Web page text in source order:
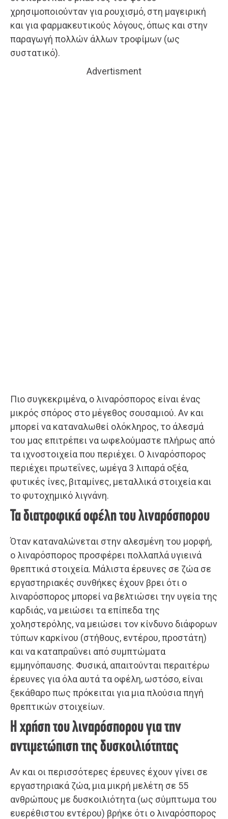
χρησιμοποιούνταν για ρουχισμό, στη μαγειρική
και για φαρμακευτικούς λόγους, όπως και στην
παραγωγή πολλών άλλων τροφίμων (ως
συστατικό).
Advertisment
Πιο συγκεκριμένα, ο λιναρόσπορος είναι ένας
μικρός σπόρος στο μέγεθος σουσαμιού. Αν και
μπορεί να καταναλωθεί ολόκληρος, το άλεσμά
του μας επιτρέπει να ωφελούμαστε πλήρως από
τα ιχνοστοιχεία που περιέχει. Ο λιναρόσπορος
περιέχει πρωτεΐνες, ωμέγα 3 λιπαρά οξέα,
φυτικές ίνες, βιταμίνες, μεταλλικά στοιχεία και
το φυτοχημικό λιγνάνη.
Τα διατροφικά οφέλη του λιναρόσπορου
Όταν καταναλώνεται στην αλεσμένη του μορφή,
ο λιναρόσπορος προσφέρει πολλαπλά υγιεινά
θρεπτικά στοιχεία. Μάλιστα έρευνες σε ζώα σε
εργαστηριακές συνθήκες έχουν βρει ότι ο
λιναρόσπορος μπορεί να βελτιώσει την υγεία της
καρδιάς, να μειώσει τα επίπεδα της
χοληστερόλης, να μειώσει τον κίνδυνο διάφορων
τύπων καρκίνου (στήθους, εντέρου, προστάτη)
και να καταπραΰνει από συμπτώματα
εμμηνόπαυσης. Φυσικά, απαιτούνται περαιτέρω
έρευνες για όλα αυτά τα οφέλη, ωστόσο, είναι
ξεκάθαρο πως πρόκειται για μια πλούσια πηγή
θρεπτικών στοιχείων.
Η χρήση του λιναρόσπορου για την
αντιμετώπιση της δυσκοιλιότητας
Αν και οι περισσότερες έρευνες έχουν γίνει σε
εργαστηριακά ζώα, μια μικρή μελέτη σε 55
ανθρώπους με δυσκοιλιότητα (ως σύμπτωμα του
ευερέθιστου εντέρου) βρήκε ότι ο λιναρόσπορος